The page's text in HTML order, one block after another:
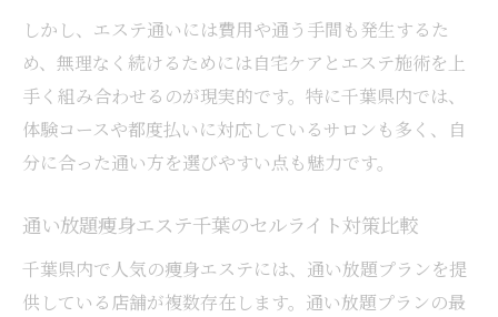
しかし、エステ通いには費用や通う手間も発生するた
め、無理なく続けるためには自宅ケアとエステ施術を上
手く組み合わせるのが現実的です。特に千葉県内では、
体験コースや都度払いに対応しているサロンも多く、自
分に合った通い方を選びやすい点も魅力です。
通い放題痩身エステ千葉のセルライト対策比較
千葉県内で人気の痩身エステには、通い放題プランを提
供している店舗が複数存在します。通い放題プランの最